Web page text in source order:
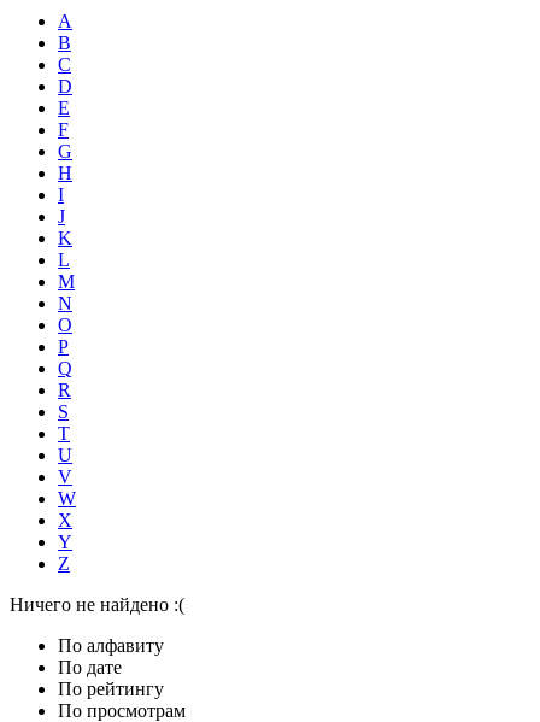
A
B
C
D
E
F
G
H
I
J
K
L
M
N
O
P
Q
R
S
T
U
V
W
X
Y
Z
Ничего не найдено :(
По алфавиту
По дате
По рейтингу
По просмотрам